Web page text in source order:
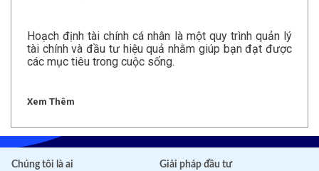
Hoạch định tài chính cá nhân là một quy trình quản lý
tài chính và đầu tư hiệu quả nhằm giúp bạn đạt được
các mục tiêu trong cuộc sống.
Xem Thêm
Chúng tôi là ai Giải pháp đầu tư